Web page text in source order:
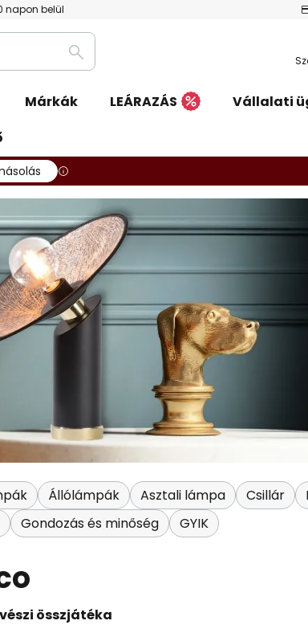
napon belül
Keresés
Márkák LEÁRAZÁS Vállalati
Állólámpák Asztali lámpa Csillár
Gondozás és minőség GYIK
összjátéka